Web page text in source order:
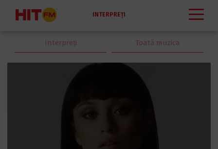
INTERPREŢI
Interpreţi Toată muzica